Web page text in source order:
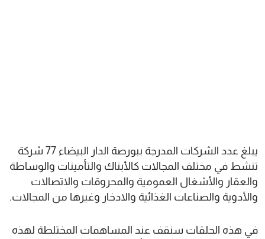
يبلغ عدد الشركات المدرجة ببورصة الدار البيضاء 77 شركة
تنشط في مختلف المجالات كالأبناك والتأمينات والوساطة
والعقار والأشغال العمومية والمحروقات والاتصالات
والأدوية والصناعات الغذائية والادخار وغيرها من المجالات.
في هذه الحلقات سنقف عند المساهمات المختلطة لهذه